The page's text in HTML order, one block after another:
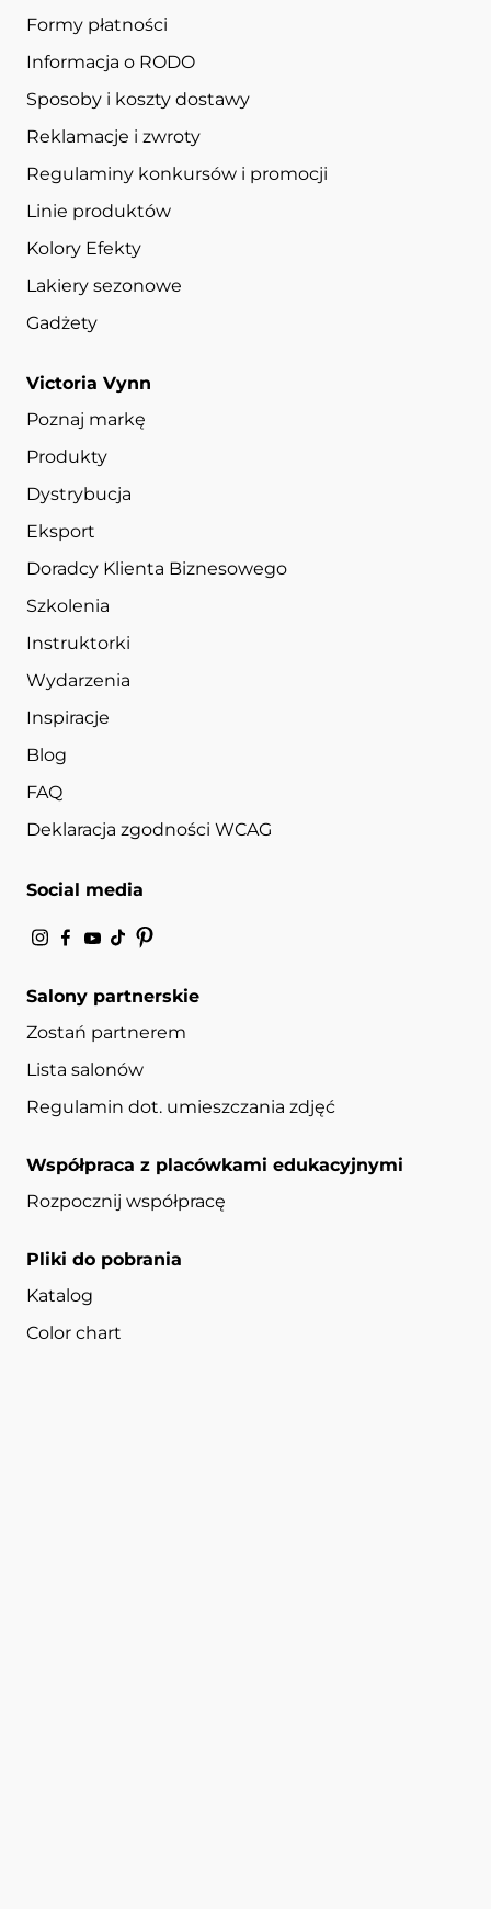
Formy płatności
Informacja o RODO
Sposoby i koszty dostawy
Reklamacje i zwroty
Regulaminy konkursów i promocji
Linie produktów
Kolory Efekty
Lakiery sezonowe
Gadżety
Victoria Vynn
Poznaj markę
Produkty
Dystrybucja
Eksport
Doradcy Klienta Biznesowego
Szkolenia
Instruktorki
Wydarzenia
Inspiracje
Blog
FAQ
Deklaracja zgodności WCAG
Social media
Salony partnerskie
Zostań partnerem
Lista salonów
Regulamin dot. umieszczania zdjęć
Współpraca z placówkami edukacyjnymi
Rozpocznij współpracę
Pliki do pobrania
Katalog
Color chart